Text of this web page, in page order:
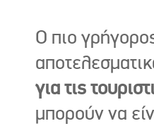
Ο πιο
για τις
μπορούν να